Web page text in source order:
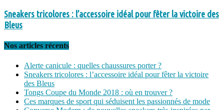
Sneakers tricolores : l’accessoire idéal pour fêter la victoire des
Bleus
Nos articles récents
Alerte canicule : quelles chaussures porter ?
Sneakers tricolores : l’accessoire idéal pour fêter la victoire
des Bleus
Tongs Coupe du Monde 2018 : où en trouver ?
Ces marques de sport qui séduisent les passionnés de mode